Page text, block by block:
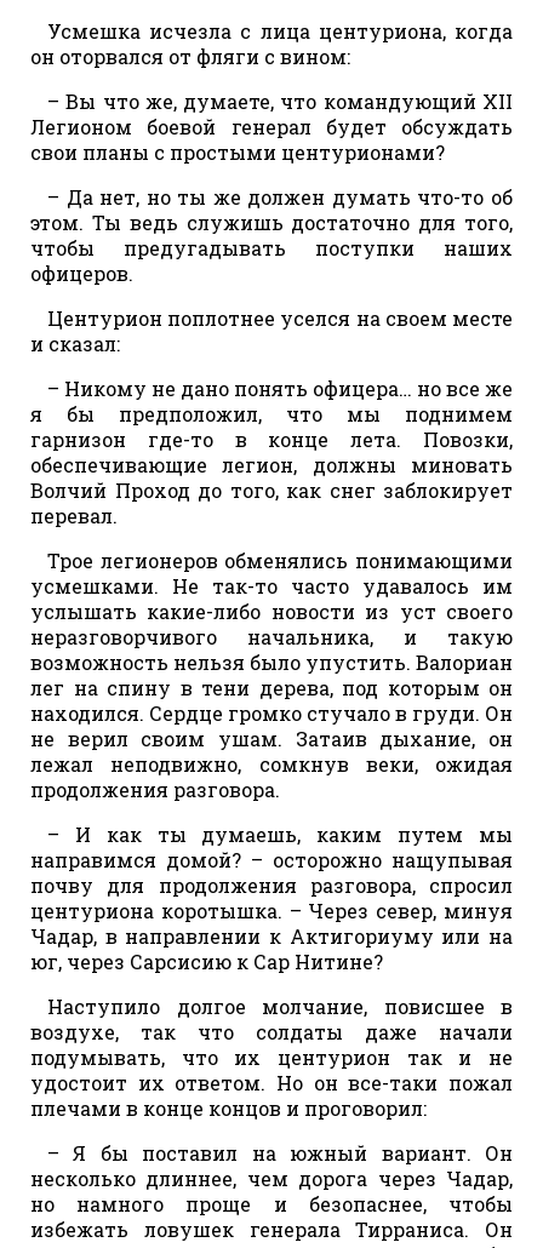
Усмешка исчезла с лица центуриона, когда
он оторвался от фляги с вином:
– Вы что же, думаете, что командующий XII
Легионом боевой генерал будет обсуждать
свои планы с простыми центурионами?
– Да нет, но ты же должен думать что-то об
этом. Ты ведь служишь достаточно для того,
чтобы предугадывать поступки наших
офицеров.
Центурион поплотнее уселся на своем месте
и сказал:
– Никому не дано понять офицера… но все же
я бы предположил, что мы поднимем
гарнизон где-то в конце лета. Повозки,
обеспечивающие легион, должны миновать
Волчий Проход до того, как снег заблокирует
перевал.
Трое легионеров обменялись понимающими
усмешками. Не так-то часто удавалось им
услышать какие-либо новости из уст своего
неразговорчивого начальника, и такую
возможность нельзя было упустить. Валориан
лег на спину в тени дерева, под которым он
находился. Сердце громко стучало в груди. Он
не верил своим ушам. Затаив дыхание, он
лежал неподвижно, сомкнув веки, ожидая
продолжения разговора.
– И как ты думаешь, каким путем мы
направимся домой? – осторожно нащупывая
почву для продолжения разговора, спросил
центуриона коротышка. – Через север, минуя
Чадар, в направлении к Актигориуму или на
юг, через Сарсисию к Сар Нитине?
Наступило долгое молчание, повисшее в
воздухе, так что солдаты даже начали
подумывать, что их центурион так и не
удостоит их ответом. Но он все-таки пожал
плечами в конце концов и проговорил:
– Я бы поставил на южный вариант. Он
несколько длиннее, чем дорога через Чадар,
но намного проще и безопаснее, чтобы
избежать ловушек генерала Тирраниса. Он